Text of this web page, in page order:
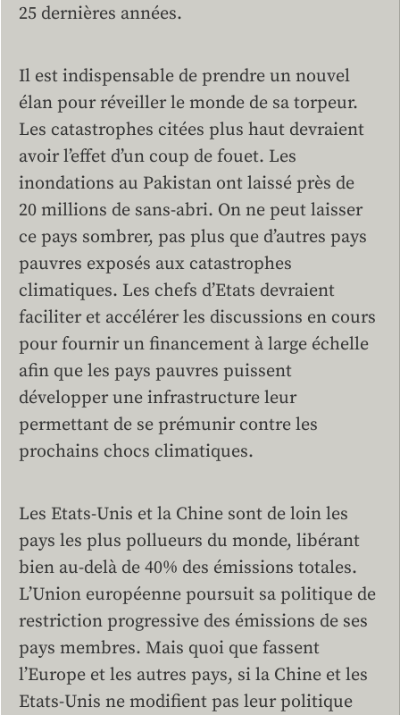
25 dernières années.
Il est indispensable de prendre un nouvel
élan pour réveiller le monde de sa torpeur.
Les catastrophes citées plus haut devraient
avoir l’effet d’un coup de fouet. Les
inondations au Pakistan ont laissé près de
20 millions de sans-abri. On ne peut laisser
ce pays sombrer, pas plus que d’autres pays
pauvres exposés aux catastrophes
climatiques. Les chefs d’Etats devraient
faciliter et accélérer les discussions en cours
pour fournir un financement à large échelle
afin que les pays pauvres puissent
développer une infrastructure leur
permettant de se prémunir contre les
prochains chocs climatiques.
Les Etats-Unis et la Chine sont de loin les
pays les plus pollueurs du monde, libérant
bien au-delà de 40% des émissions totales.
L’Union européenne poursuit sa politique de
restriction progressive des émissions de ses
pays membres. Mais quoi que fassent
l’Europe et les autres pays, si la Chine et les
Etats-Unis ne modifient pas leur politique